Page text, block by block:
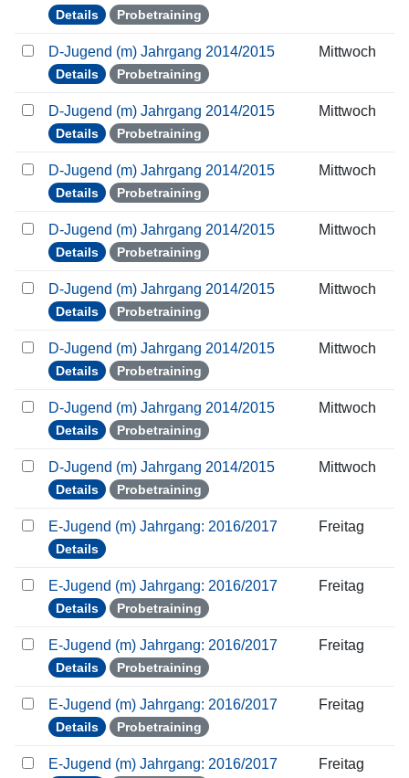
Details Probetraining
D-Jugend (m) Jahrgang 2014/2015
Details Probetraining
Mittwoch
D-Jugend (m) Jahrgang 2014/2015
Details Probetraining
Mittwoch
D-Jugend (m) Jahrgang 2014/2015
Details Probetraining
Mittwoch
D-Jugend (m) Jahrgang 2014/2015
Details Probetraining
Mittwoch
D-Jugend (m) Jahrgang 2014/2015
Details Probetraining
Mittwoch
D-Jugend (m) Jahrgang 2014/2015
Details Probetraining
Mittwoch
D-Jugend (m) Jahrgang 2014/2015
Details Probetraining
Mittwoch
D-Jugend (m) Jahrgang 2014/2015
Details Probetraining
Mittwoch
E-Jugend (m) Jahrgang: 2016/2017
Details
Freitag
E-Jugend (m) Jahrgang: 2016/2017
Details Probetraining
Freitag
E-Jugend (m) Jahrgang: 2016/2017
Details Probetraining
Freitag
E-Jugend (m) Jahrgang: 2016/2017
Details Probetraining
Freitag
E-Jugend (m) Jahrgang: 2016/2017 Freitag